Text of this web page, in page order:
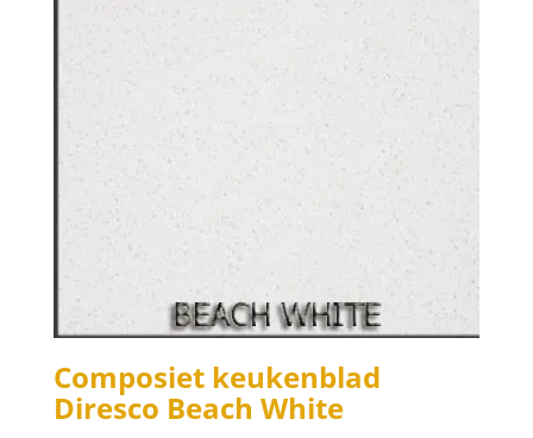
Composiet keukenblad
Diresco Beach White